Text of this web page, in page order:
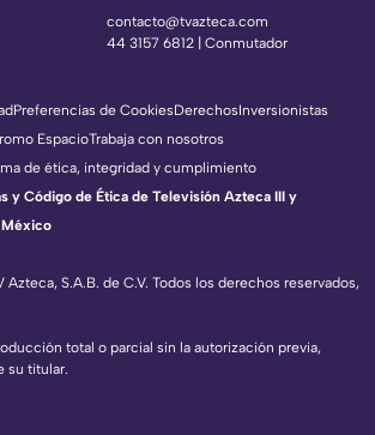
contacto@tvazteca.com
44 3157 6812 | Conmutador
Azteca, S.A.B. de C.V. Todos los derechos reservados,
total o parcial sin la autorización previa,
su titular.
Preferencias de CookiesDerechosInversionistas
EspacioTrabaja con nosotros
de ética, integridad y cumplimiento
y Código de Ética de Televisión Azteca III y
México